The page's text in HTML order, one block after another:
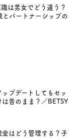
は男女でどう違う？
とパートナーシップの
ップデートしてもセッ
は昔のまま？／BETSY
金はどう管理する？子